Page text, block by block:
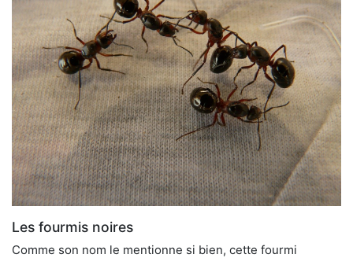
Les fourmis noires
Comme son nom le mentionne si bien, cette fourmi